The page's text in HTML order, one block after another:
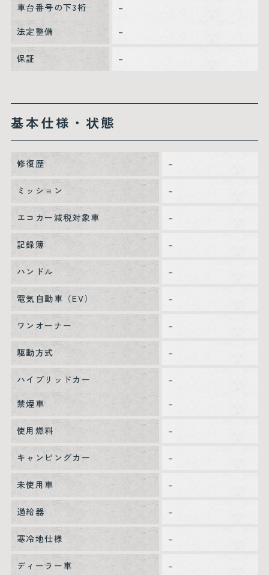
車台番号の下3桁
–
法定整備
–
保証 –
基本仕様・状態
修復歴 –
ミッション –
エコカー減税対象車 –
記録簿 –
ハンドル –
電気自動車（EV） –
ワンオーナー –
駆動方式 –
ハイブリッドカー
–
禁煙車
–
使用燃料 –
キャンピングカー –
未使用車 –
過給器 –
寒冷地仕様 –
ディーラー車 –